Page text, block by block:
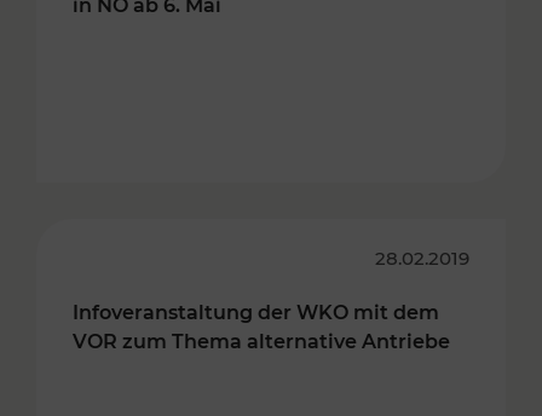
in NÖ ab 6. Mai
28.02.2019
Infoveranstaltung der WKO mit dem
VOR zum Thema alternative Antriebe